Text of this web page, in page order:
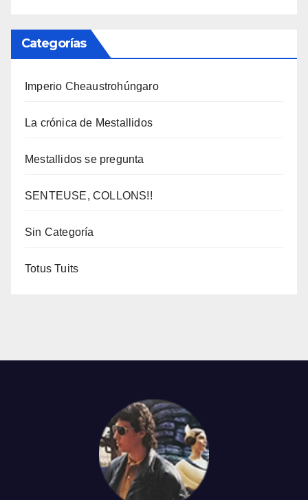
Categorías
Imperio Cheaustrohúngaro
La crónica de Mestallidos
Mestallidos se pregunta
SENTEUSE, COLLONS!!
Sin Categoría
Totus Tuits